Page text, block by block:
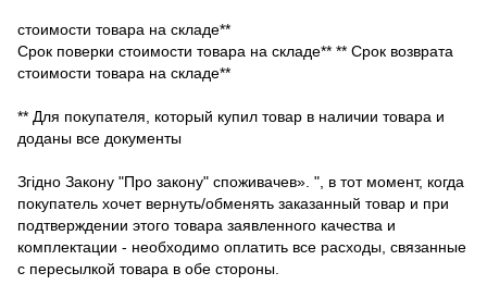
стоимости товара на складе**
Срок поверки стоимости товара на складе** ** Срок возврата
стоимости товара на складе**
** Для покупателя, который купил товар в наличии товара и
доданы все документы
Згідно Закону "Про закону" споживачев». ", в тот момент, когда
покупатель хочет вернуть/обменять заказанный товар и при
подтверждении этого товара заявленного качества и
комплектации - необходимо оплатить все расходы, связанные
с пересылкой товара в обе стороны.